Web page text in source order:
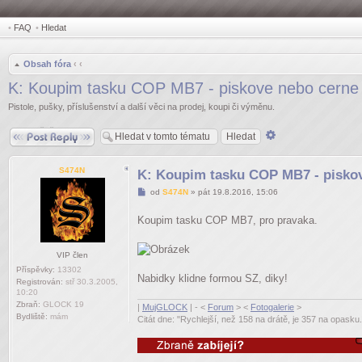
• FAQ • Hledat
Obsah fóra ‹ ‹
K: Koupim tasku COP MB7 - piskove nebo
Pistole, pušky, příslušenství a další věci na prodej, koupi či výměnu.
Odpovědět
S474N
VIP člen
Příspěvky: 13302
Registrován: stř 30.3.2005,
10:20
Zbraň: GLOCK 19
Bydliště: mám
K: Koupim tasku COP MB7 -
Příspěvek
od S474N» pát 19.8.2016, 15:06
Koupim tasku COP MB7, pro pravaka.
Nabidky klidne formou SZ, diky!
MujGLOCK | - < Forum > < Fotogalerie >
Citát dne: "Rychlejší, než 158 na drátě, je 357 na